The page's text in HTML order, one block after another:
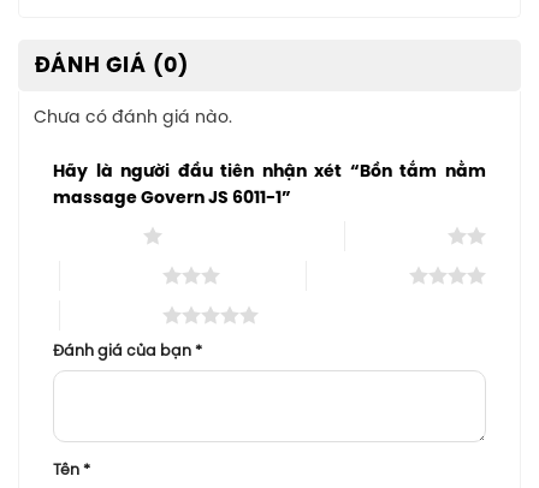
ĐÁNH GIÁ (0)
Chưa có đánh giá nào.
Hãy là người đầu tiên nhận xét “Bồn tắm nằm
massage Govern JS 6011-1”
Đánh giá của bạn *
Tên *